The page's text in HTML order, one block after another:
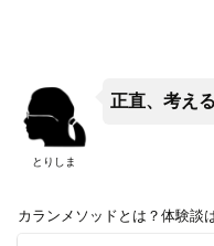
とりしま
正直、考え
カランメソッドとは？体験談